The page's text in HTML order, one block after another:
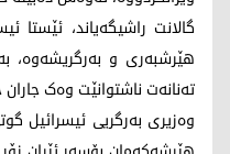
گالانت راشیگەیاند، ئێستا
هێرشبەری و بەرگریشەوە،
تەنانەت ناشتوانێت وەک
وەزیری بەرگریی ئیسرائیل